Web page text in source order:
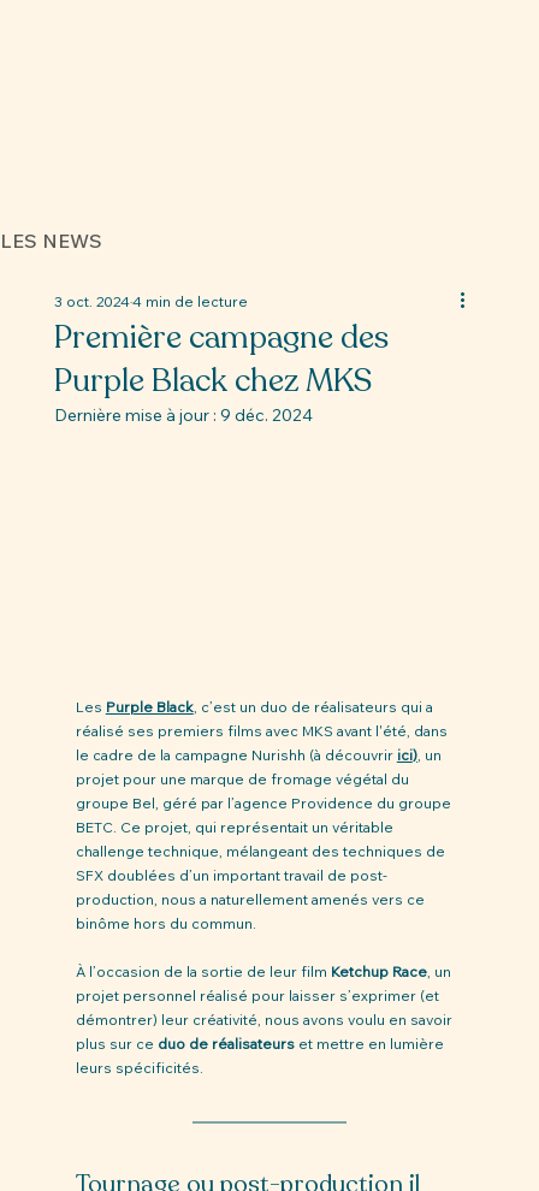
Première campagne des
Purple Black chez MKS
3 oct. 20244 min de lecture
Dernière mise à jour : 9 déc. 2024
Les Purple Black, c’est un duo de réalisateurs qui a
réalisé ses premiers films avec MKS avant l'été, dans
le cadre de la campagne Nurishh (à découvrir ici), un
projet pour une marque de fromage végétal du
groupe Bel, géré par l’agence Providence du groupe
BETC. Ce projet, qui représentait un véritable
challenge technique, mélangeant des techniques de
SFX doublées d’un important travail de post-
production, nous a naturellement amenés vers ce
binôme hors du commun.
À l’occasion de la sortie de leur film Ketchup Race, un
projet personnel réalisé pour laisser s’exprimer (et
démontrer) leur créativité, nous avons voulu en savoir
plus sur ce duo de réalisateurs et mettre en lumière
leurs spécificités.
Tournage ou post-production il
LES NEWS